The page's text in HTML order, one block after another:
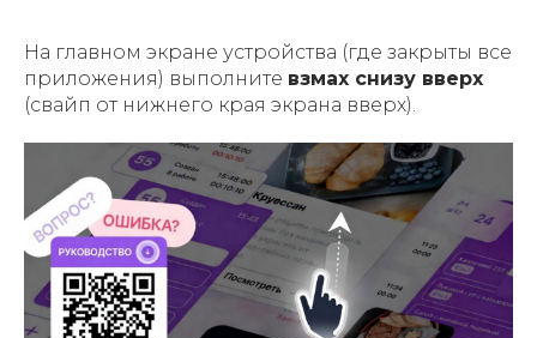
На главном экране устройства (где закрыты все
приложения) выполните взмах снизу вверх
(свайп от нижнего края экрана вверх).